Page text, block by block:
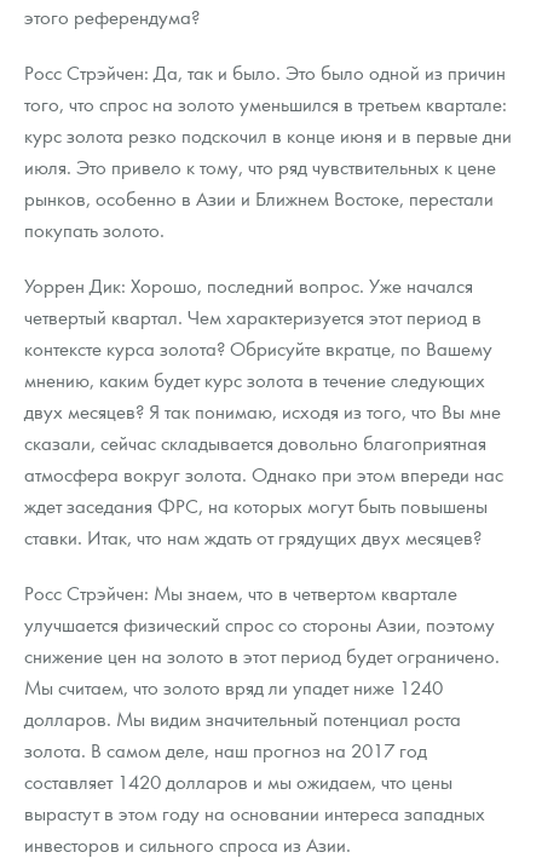
этого референдума?
Росс Стрэйчен: Да, так и было. Это было одной из причин
того, что спрос на золото уменьшился в третьем квартале:
курс золота резко подскочил в конце июня и в первые дни
июля. Это привело к тому, что ряд чувствительных к цене
рынков, особенно в Азии и Ближнем Востоке, перестали
покупать золото.
Уоррен Дик: Хорошо, последний вопрос. Уже начался
четвертый квартал. Чем характеризуется этот период в
контексте курса золота? Обрисуйте вкратце, по Вашему
мнению, каким будет курс золота в течение следующих
двух месяцев? Я так понимаю, исходя из того, что Вы мне
сказали, сейчас складывается довольно благоприятная
атмосфера вокруг золота. Однако при этом впереди нас
ждет заседания ФРС, на которых могут быть повышены
ставки. Итак, что нам ждать от грядущих двух месяцев?
Росс Стрэйчен: Мы знаем, что в четвертом квартале
улучшается физический спрос со стороны Азии, поэтому
снижение цен на золото в этот период будет ограничено.
Мы считаем, что золото вряд ли упадет ниже 1240
долларов. Мы видим значительный потенциал роста
золота. В самом деле, наш прогноз на 2017 год
составляет 1420 долларов и мы ожидаем, что цены
вырастут в этом году на основании интереса западных
инвесторов и сильного спроса из Азии.